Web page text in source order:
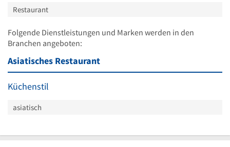
Restaurant
Folgende Dienstleistungen und Marken werden in den
Branchen angeboten:
Asiatisches Restaurant
Küchenstil
asiatisch